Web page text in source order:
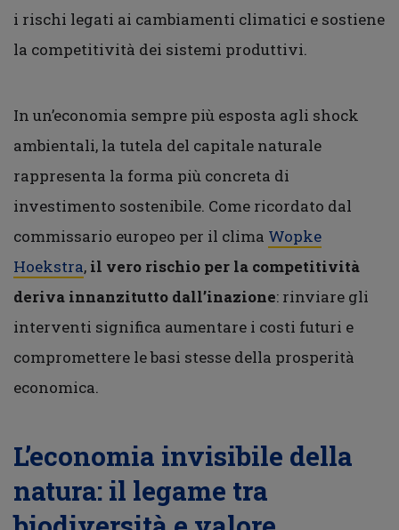
i rischi legati ai cambiamenti climatici e sostiene
la competitività dei sistemi produttivi.
In un’economia sempre più esposta agli shock
ambientali, la tutela del capitale naturale
rappresenta la forma più concreta di
investimento sostenibile. Come ricordato dal
commissario europeo per il clima Wopke
Hoekstra, il vero rischio per la competitività
deriva innanzitutto dall’inazione: rinviare gli
interventi significa aumentare i costi futuri e
compromettere le basi stesse della prosperità
economica.
L’economia invisibile della
natura: il legame tra